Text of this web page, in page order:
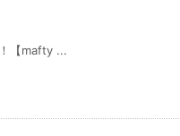
【mafty ...